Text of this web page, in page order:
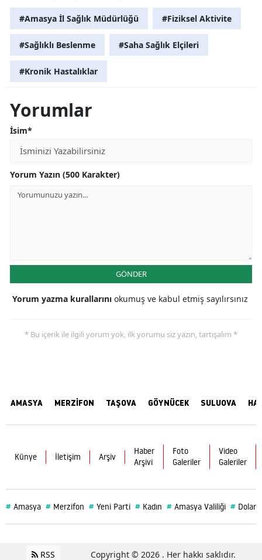
#Amasya İl Sağlık Müdürlüğü #Fiziksel Aktivite
#Sağlıklı Beslenme #Saha Sağlık Elçileri
#Kronik Hastalıklar
Yorumlar
İsim*
Yorum Yazın (500 Karakter)
GÖNDER
Yorum yazma kurallarını okumuş ve kabul etmiş sayılırsınız
* Bu içerik ile ilgili yorum yok, ilk yorumu siz yazın, tartışalım *
AMASYA MERZİFON TAŞOVA GÖYNÜCEK SULUOVA
Künye İletişim Arşiv
Haber
Arşivi
Foto
Galeriler
Video
Galeriler
# Amasya # Merzifon # Yeni Parti # Kadın # Amasya Valiliği # Dolar
RSS Copyright © 2026 . Her hakkı saklıdır.